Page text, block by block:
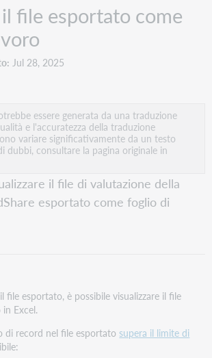
file esportato come
Jul 28, 2025
essere generata da una traduzione
e l'accuratezza della traduzione
variare significativamente da un testo
dubbi, consultare la pagina originale in
il file di valutazione della
esportato come foglio di
file esportato, è possibile visualizzare il file
Excel.
di record nel file esportato supera il limite di